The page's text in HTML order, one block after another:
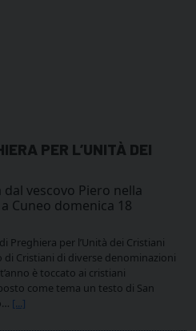
PER L’UNITÀ DEI
vescovo Piero nella
Cuneo domenica 18
Preghiera per l’Unità dei Cristiani
Cristiani di diverse denominazioni
è toccato ai cristiani
come tema un testo di San
[...]